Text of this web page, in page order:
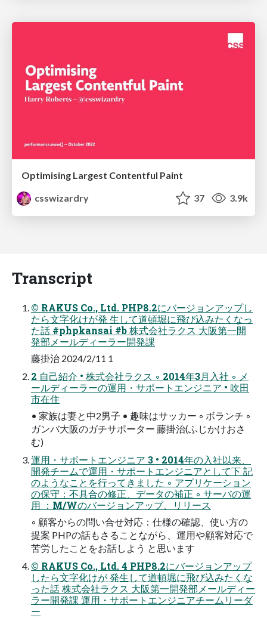
Optimising Largest Contentful Paint
csswizardry
37 3.9k
Transcript
© RAKUS Co., Ltd. PHP8.2にバージョンアップし
たら文字化けが発 生して道頓堀に飛び込みたくなっ
た話 #phpkansai #b 株式会社ラクス 大阪第一開
発部メールディーラー開発課
藤掛治 2024/2/11 1
2 自己紹介 • 株式会社ラクス ◦ 2014年3月入社 ◦ メ
ールディーラーの運用・サポートエンジニア • 吹田
市在住
• 家族は妻と中2男子 • 趣味はサッカー ◦ ボランチ ◦
ガンバ大阪のガチサポーター 藤掛治(ふじかけおさ
む)
運用・サポートエンジニア 3 • 2014年の入社以来、
開発チームで運用・サポートエンジニアとして下 記
のようなことを行ってきました ◦ アプリケーション
の保守：不具合の修正、データの補正 ◦ サーバの運
用 ：M/Wのバージョンアップ、リリース
◦ 顧客からの問い合せ対応：仕様の確認、使い方の
提案 PHPの話もさることながら、運用や顧客対応で
苦労したことをお話しよう と思います
© RAKUS Co., Ltd. 4 PHP8.2にバージョンアップ
したら文字化けが 発生して道頓堀に飛び込みたくな
った話 株式会社ラクス 大阪第一開発部メールディー
ラー開発課 運用・サポートエンジニアチームリーダ
ー